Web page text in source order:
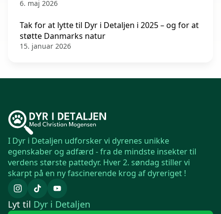
6. maj 2026
Tak for at lytte til Dyr i Detaljen i 2025 – og for at
støtte Danmarks natur
15. januar 2026
I Dyr i Detaljen udforsker vi dyrenes unikke
egenskaber og adfærd - fra de mindste insekter til
verdens største pattedyr. Hver 2. søndag stiller vi
skarpt på en ny fascinerende krog af dyreriget !
Lyt til Dyr i Detaljen